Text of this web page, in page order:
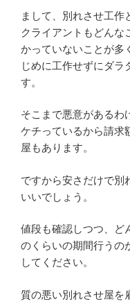
まして、別れさせ工作
クライアントもどんな
かっていないことが多
じめに工作せずにダラ
す。
そこまで悪意があるわ
ケチっているから請求
屋もあります。
ですから安さだけで別
いいでしょう。
値段も確認しつつ、ど
のくらいの期間行うの
してください。
質の悪い別れさせ屋を